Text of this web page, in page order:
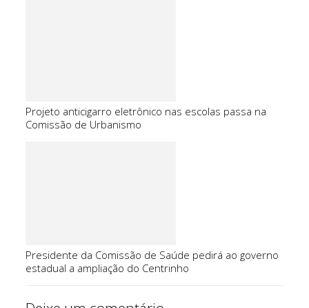
Projeto anticigarro eletrônico nas escolas passa na
Comissão de Urbanismo
Presidente da Comissão de Saúde pedirá ao governo
estadual a ampliação do Centrinho